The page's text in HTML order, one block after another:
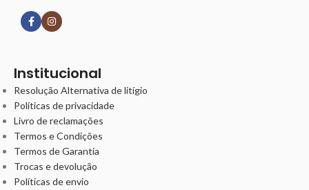
Institucional
Resolução Alternativa de litígio
Políticas de privacidade
Livro de reclamações
Termos e Condições
Termos de Garantia
Trocas e devolução
Políticas de envio